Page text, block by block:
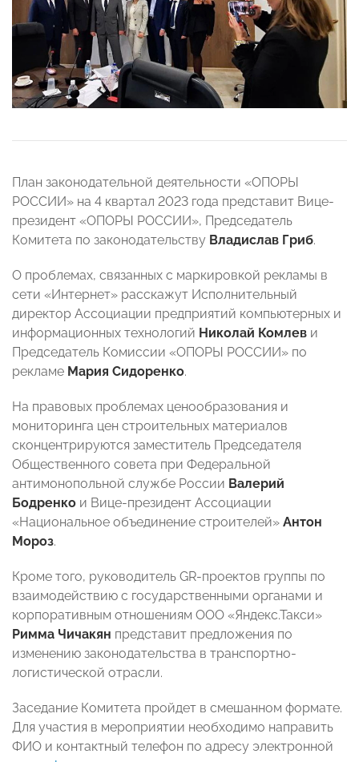
План законодательной деятельности «ОПОРЫ
РОССИИ» на 4 квартал 2023 года представит Вице-
президент «ОПОРЫ РОССИИ», Председатель
Комитета по законодательству Владислав Гриб.
О проблемах, связанных с маркировкой рекламы в
сети «Интернет» расскажут Исполнительный
директор Ассоциации предприятий компьютерных и
информационных технологий Николай Комлев и
Председатель Комиссии «ОПОРЫ РОССИИ» по
рекламе Мария Сидоренко.
На правовых проблемах ценообразования и
мониторинга цен строительных материалов
сконцентрируются заместитель Председателя
Общественного совета при Федеральной
антимонопольной службе России Валерий
Бодренко и Вице-президент Ассоциации
«Национальное объединение строителей» Антон
Мороз.
Кроме того, руководитель GR-проектов группы по
взаимодействию с государственными органами и
корпоративным отношениям ООО «Яндекс.Такси»
Римма Чичакян представит предложения по
изменению законодательства в транспортно-
логистической отрасли.
Заседание Комитета пройдет в смешанном формате.
Для участия в мероприятии необходимо направить
ФИО и контактный телефон по адресу электронной